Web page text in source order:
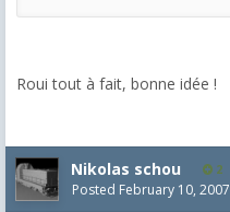
Roui tout à fait, bonne idée !
Nikolas schou 2
Posted February 10, 2007